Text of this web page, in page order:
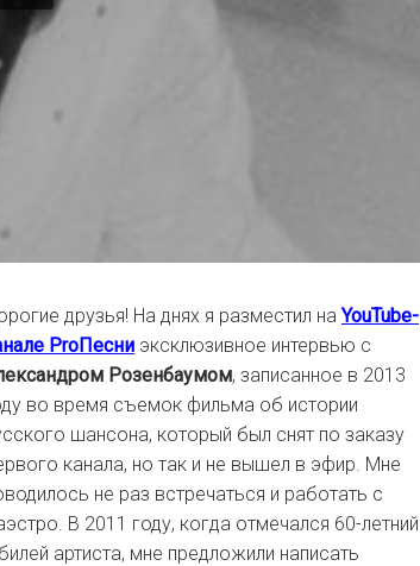
друзья! На днях я разместил наYouTube-
ProПесни эксклюзивное интервью с
Розенбаумом, записанное в 2013
во время съемок фильма об истории
шансона, который был снят по заказу
канала, но так и не вышел в эфир. Мне
не раз встречаться и работать с
В 2011 году, когда отмечался 60-летний
артиста, мне предложили написать